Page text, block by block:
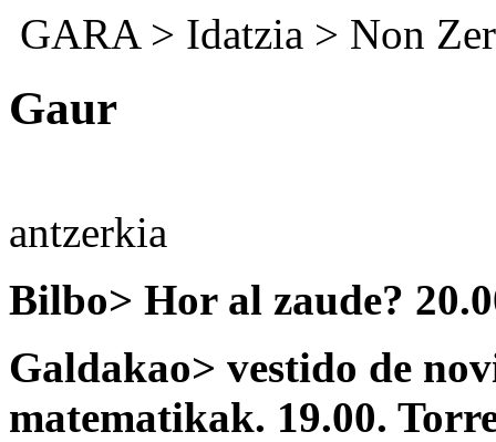
GARA> Idatzia > Non Zer
Gaur
antzerkia
Bilbo> Hor al zaude?
Galdakao> vestido de
matematikak. 19.00.